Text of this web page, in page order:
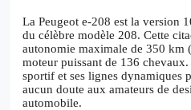
La Peugeot e-208 est la version
du célèbre modèle 208. Cette
autonomie maximale de 350 km
moteur puissant de 136
sportif et ses lignes dynamiques
aucun doute aux amateurs de
automobile.